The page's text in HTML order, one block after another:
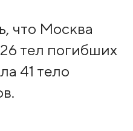
что Москва
тел погибших
41 тело